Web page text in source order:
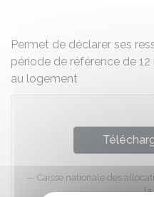
Permet de déclarer ses
période de référence de
au logement
Caisse nationale des
la